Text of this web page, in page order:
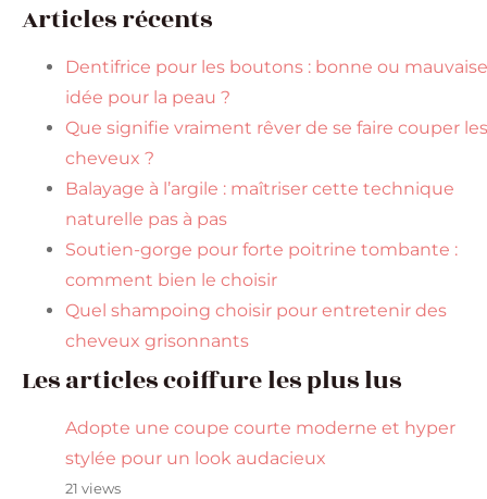
Articles récents
Dentifrice pour les boutons : bonne ou mauvaise
idée pour la peau ?
Que signifie vraiment rêver de se faire couper les
cheveux ?
Balayage à l’argile : maîtriser cette technique
naturelle pas à pas
Soutien-gorge pour forte poitrine tombante :
comment bien le choisir
Quel shampoing choisir pour entretenir des
cheveux grisonnants
Les articles coiffure les plus lus
Adopte une coupe courte moderne et hyper
stylée pour un look audacieux
21 views